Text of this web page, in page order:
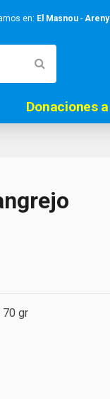
en: El Masnou-
Donaciones
70 gr